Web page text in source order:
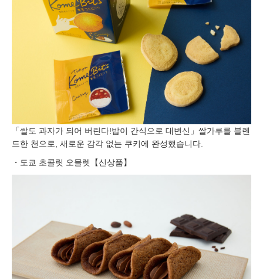
「쌀도 과자가 되어 버린다!밥이 간식으로 대변신」쌀가루를 블렌
드한 천으로, 새로운 감각 없는 쿠키에 완성했습니다.
・도쿄 초콜릿 오믈렛【신상품】